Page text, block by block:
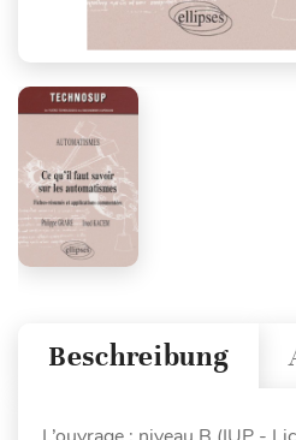
Beschreibung